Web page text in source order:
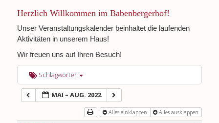
Herzlich Willkommen im Babenbergerhof!
Unser Veranstaltungskalender beinhaltet die laufenden
Aktivitäten in unserem Haus!
Wir freuen uns auf Ihren Besuch!
Schlagwörter
MAI – AUG. 2022
Alles einklappen Alles ausklappen